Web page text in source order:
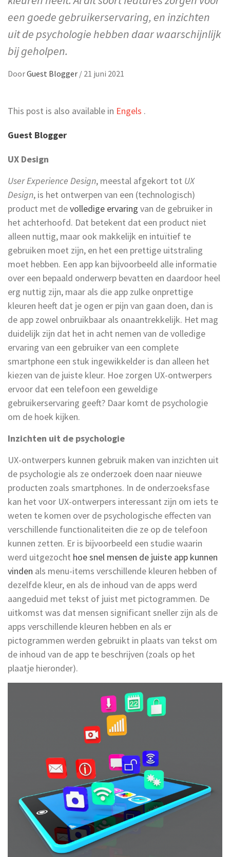
een goede gebruikerservaring, en inzichten
uit de psychologie hebben daar waarschijnlijk
bij geholpen.
DoorGuest Blogger / 21 juni 2021
This post is also available in Engels .
Guest Blogger
UX Design
User Experience Design, meestal afgekort tot UX
Design, is het ontwerpen van een (technologisch)
product met devolledige ervaring van de gebruiker in
het achterhoofd. Dat betekent dat een product niet
alleen nuttig, maar ook makkelijk en intuïtief te
gebruiken moet zijn, en het een prettige uitstraling
moet hebben. Een app kan bijvoorbeeld alle informatie
over een bepaald onderwerp bevatten en daardoor heel
erg nuttig zijn, maar als die app zulke onprettige
kleuren heeft dat je ogen er pijn van gaan doen, dan is
de app zowel onbruikbaar als onaantrekkelijk. Het mag
duidelijk zijn dat het in acht nemen van de volledige
ervaring van een gebruiker van een complete
smartphone een stuk ingewikkelder is dan alleen het
kiezen van de juiste kleur. Hoe zorgen UX-ontwerpers
ervoor dat een telefoon een geweldige
gebruikerservaring geeft? Daar komt de psychologie
om de hoek kijken.
Inzichten uit de psychologie
UX-ontwerpers kunnen gebruik maken van inzichten uit
de psychologie als ze onderzoek doen naar nieuwe
producten zoals smartphones. In de onderzoeksfase
kan het voor UX-ontwerpers interessant zijn om iets te
weten te komen over de psychologische effecten van
verschillende functionaliteiten die ze op de telefoon
kunnen zetten. Er is bijvoorbeeld een studie waarin
werd uitgezocht hoe snel mensen de juiste app kunnen
vinden als menu-items verschillende kleuren hebben of
dezelfde kleur, en als de inhoud van de apps werd
aangeduid met tekst of juist met pictogrammen. De
uitkomst was dat mensen significant sneller zijn als de
apps verschillende kleuren hebben en als er
pictogrammen werden gebruikt in plaats van tekst om
de inhoud van de app te beschrijven (zoals op het
plaatje hieronder).